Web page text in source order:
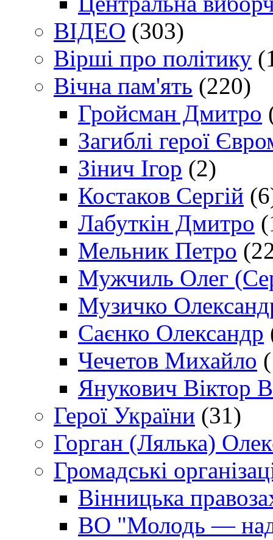
ВІДЕО (303)
Вірші про політику
Вічна пам'ять (220)
Гройсман Дмитро
Загиблі герої
Зінич Ігор (2)
Костаков Сергій
Лабуткін Дмитро
Мельник Петро
Мужчиль Олег
Музичко
Саєнко Олександр
Чечетов Михайло
Янукович Віктор
Герої України (31)
Горган (Лялька)
Громадські
Вінницька
ВО "Молодь —